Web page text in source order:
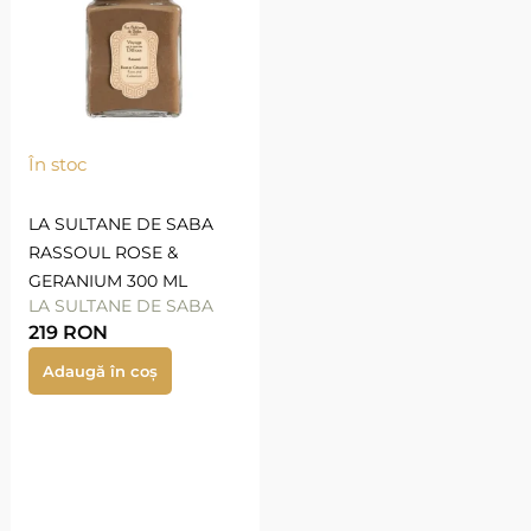
În stoc
LA SULTANE DE SABA
RASSOUL ROSE &
GERANIUM 300 ML
LA SULTANE DE SABA
219 RON
Adaugă în coș